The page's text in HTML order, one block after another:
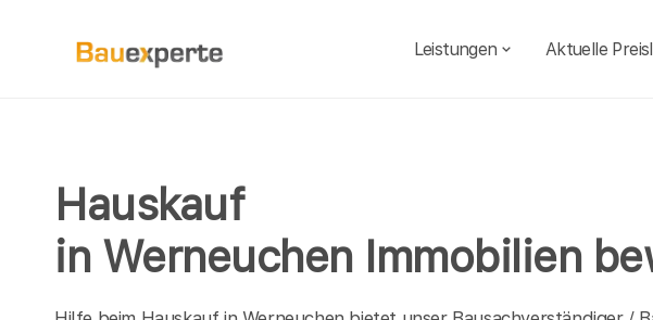
Leistungen Aktuelle
Hauskauf
in Werneuchen Immobilien